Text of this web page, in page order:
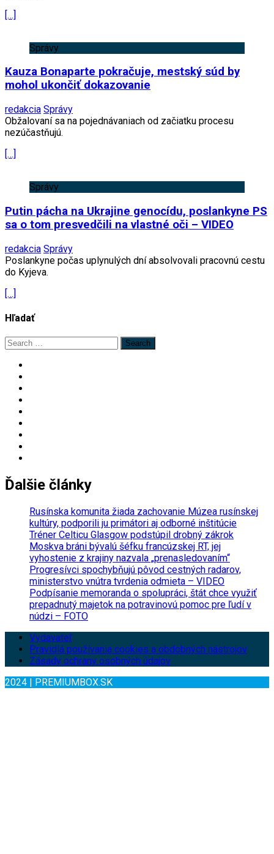
[…]
Správy
Kauza Bonaparte pokračuje, mestský súd by
mohol ukončiť dokazovanie
redakcia Správy
Obžalovaní sa na pojednávaniach od začiatku procesu
nezúčastňujú.
[…]
Správy
Putin pácha na Ukrajine genocídu, poslankyne PS
sa o tom presvedčili na vlastné oči – VIDEO
redakcia Správy
Poslankyne počas uplynulých dní absolvovali pracovnú cestu
do Kyjeva.
[…]
Hľadať
Search
for:
Ďalšie články
Rusínska komunita žiada zachovanie Múzea rusínskej
kultúry, podporili ju primátori aj odborné inštitúcie
Tréner Celticu Glasgow podstúpil drobný zákrok
Moskva bráni bývalú šéfku francúzskej RT, jej
vyhostenie z krajiny nazvala „prenasledovaním“
Progresívci spochybňujú pôvod cestných radarov,
ministerstvo vnútra tvrdenia odmieta – VIDEO
Podpísanie memoranda o spolupráci, štát chce využiť
prepadnutý majetok na potravinovú pomoc pre ľudí v
núdzi – FOTO
Vydavateľ
Pravidlá používania cookies a obdobných nástrojov
Zásady ochrany osobných údajov
2024 | PREMIUMBOX.SK